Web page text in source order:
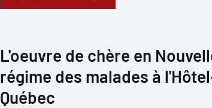
L'oeuvre de chère en
régime des malades à
Québec